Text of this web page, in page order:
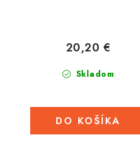
Skladom
20,20 €
DO KOŠÍKA